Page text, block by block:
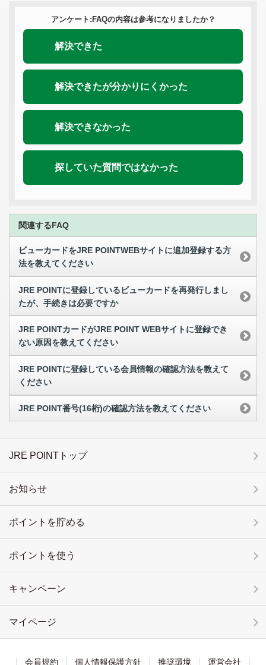
アンケート:FAQの内容は参考になりましたか？
解決できた
解決できたが分かりにくかった
解決できなかった
探していた質問ではなかった
関連するFAQ
ビューカードをJRE POINTWEBサイトに追加登録する方
法を教えてください
JRE POINTに登録しているビューカードを再発行しまし
たが、手続きは必要ですか
JRE POINTカードがJRE POINT WEBサイトに登録でき
ない原因を教えてください
JRE POINTに登録している会員情報の確認方法を教えて
ください
JRE POINT番号(16桁)の確認方法を教えてください
JRE POINTトップ
お知らせ
ポイントを貯める
ポイントを使う
キャンペーン
マイページ
会員規約 個人情報保護方針 推奨環境 運営会社